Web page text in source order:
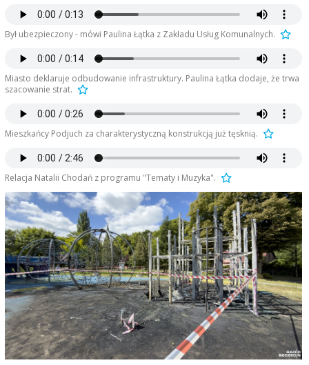
Był ubezpieczony - mówi Paulina Łątka z Zakładu Usług Komunalnych.
Miasto deklaruje odbudowanie infrastruktury. Paulina Łątka dodaje, że trwa
szacowanie strat.
Mieszkańcy Podjuch za charakterystyczną konstrukcją już tęsknią.
Relacja Natalii Chodań z programu "Tematy i Muzyka".